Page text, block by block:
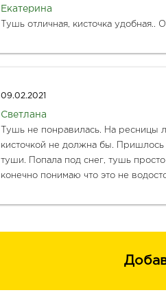
Екатерина
Тушь отличная, кисточка удобная..
09.02.2021
Светлана
Тушь не понравилась. На ресницы
кисточкой не должна бы. Пришлось
туши. Попала под снег, тушь
конечно понимаю что это не